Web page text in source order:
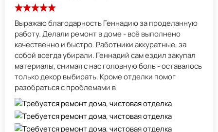
Выражаю благодарность Геннадию за проделанную
работу. Делали ремонт в доме - всё выполнено
качественно и быстро. Работники аккуратные, за
собой всегда убирали. Геннадий сам ездил закупал
материалы, снимая с нас головную боль - оставалось
только декор выбирать. Кроме отделки помог
разобраться с проблемами в